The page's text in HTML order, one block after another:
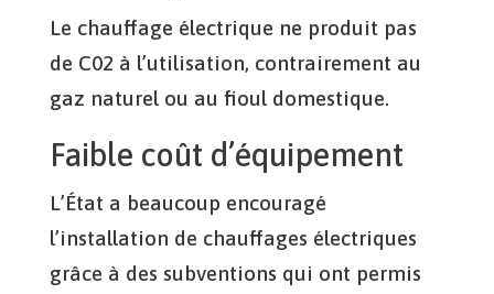
Le chauffage électrique ne produit pas
de C02 à l’utilisation, contrairement au
gaz naturel ou au fioul domestique.
Faible coût d’équipement
L’État a beaucoup encouragé
l’installation de chauffages électriques
grâce à des subventions qui ont permis